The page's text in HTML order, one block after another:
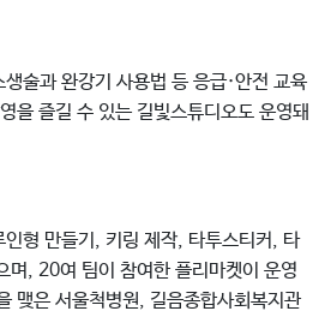
술과 완강기 사용법 등 응급·안전 교육
을 즐길 수 있는 길빛스튜디오도 운영돼
형 만들기, 키링 제작, 타투스티커, 타
며, 20여 팀이 참여한 플리마켓이 운영
맺은 서울척병원, 길음종합사회복지관